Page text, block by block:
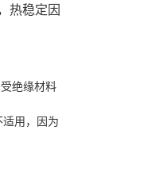
热稳定因
绝缘材料
适用，因为